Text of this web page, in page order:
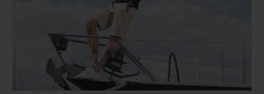
EXKLUSIVE DIENSTLEISTUNGEN